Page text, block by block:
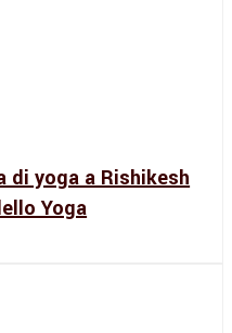
di yoga a Rishikesh
Yoga